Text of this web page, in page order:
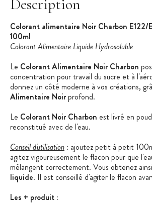
Description
Colorant alimentaire Noir Charbon E122/
100ml
Colorant Alimentaire Liquide Hydrosoluble
Le Colorant Alimentaire Noir Charbon
concentration pour travail du sucre et à
donnez un côté moderne à vos créations,
Alimentaire Noirprofond.
Le Colorant Noir Charbon est livré en
reconstitué avec de l'eau.
Conseil d'utilisation : ajoutez petit à petit
agitez vigoureusement le flacon pour que
mélangent correctement. Vous obtenez
liquide. Il est conseillé d'agiter le flacon
Les + produit :